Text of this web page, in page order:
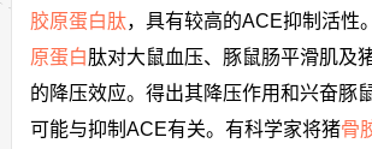
胶原蛋白肽，具有较高的ACE抑制活性
原蛋白肽对大鼠血压、豚鼠肠平滑肌及
的降压效应。得出其降压作用和兴奋豚
可能与抑制ACE有关。有科学家将猪骨